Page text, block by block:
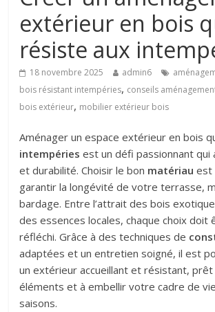
extérieur en bois
résiste aux
18 novembre 2025 admin6
bois résistant intempéries, conseils
bois extérieur, mobilier extérieur bois
Aménager un espace extérieur en bois
intempéries est un défi passionnant qui
et durabilité. Choisir le bon matériau est
garantir la longévité de votre terrasse,
bardage. Entre l’attrait des bois
des essences locales, chaque choix
réfléchi. Grâce à des techniques de
adaptées et un entretien soigné, il est
un extérieur accueillant et résistant,
éléments et à embellir votre cadre de
saisons.